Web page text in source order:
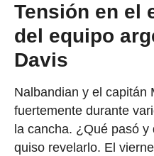
Tensión en el
del equipo
Davis
Nalbandian y el capitán
fuertemente durante
la cancha. ¿Qué pasó
quiso revelarlo. El